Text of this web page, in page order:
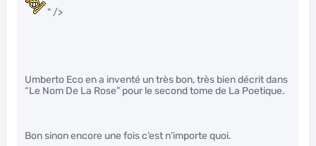
" />
Umberto Eco en a inventé un très bon, très bien décrit dans
“Le Nom De La Rose” pour le second tome de La Poetique.
Bon sinon encore une fois c’est n’importe quoi.